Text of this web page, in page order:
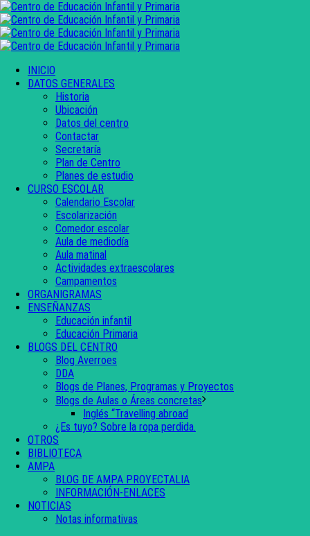
INICIO
DATOS GENERALES
Historia
Ubicación
Datos del centro
Contactar
Secretaría
Plan de Centro
Planes de estudio
CURSO ESCOLAR
Calendario Escolar
Escolarización
Comedor escolar
Aula de mediodía
Aula matinal
Actividades extraescolares
Campamentos
ORGANIGRAMAS
ENSEÑANZAS
Educación infantil
Educación Primaria
BLOGS DEL CENTRO
Blog Averroes
DDA
Blogs de Planes, Programas y Proyectos
Blogs de Aulas o Áreas concretas
Inglés “Travelling abroad
¿Es tuyo? Sobre la ropa perdida.
OTROS
BIBLIOTECA
AMPA
BLOG DE AMPA PROYECTALIA
INFORMACIÓN-ENLACES
NOTICIAS
Notas informativas